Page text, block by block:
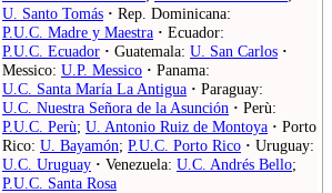
U. Santo Tomás · Rep. Dominicana:
P.U.C. Madre y Maestra · Ecuador:
P.U.C. Ecuador · Guatemala: U. San Carlos ·
Messico: U.P. Messico · Panama:
U.C. Santa María La Antigua · Paraguay:
U.C. Nuestra Señora de la Asunción · Perù:
P.U.C. Perù; U. Antonio Ruiz de Montoya · Porto
Rico: U. Bayamón; P.U.C. Porto Rico · Uruguay:
U.C. Uruguay · Venezuela: U.C. Andrés Bello;
P.U.C. Santa Rosa